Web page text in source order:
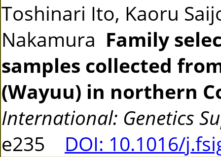
Toshinari Ito, Kaoru
Nakamura Family
samples collected
(Wayuu) in northern
International: Genetics
e235 DOI: 10.1016/